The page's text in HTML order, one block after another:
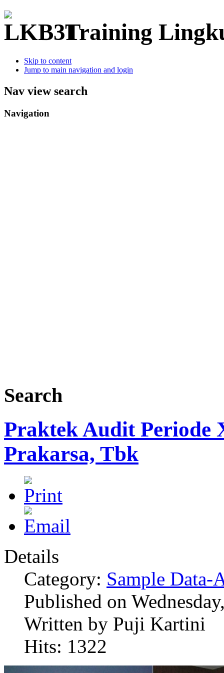
Training
Skip to content
Jump to main navigation and login
Nav view search
Navigation
Search
Praktek Audit Periode
Prakarsa, Tbk
Details
Category: Sample Data-
Published on
Written by Puji Kartini
Hits: 1322